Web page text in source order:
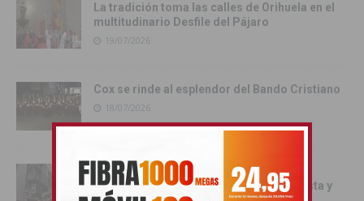
La tradición toma las calles de Orihuela en el
multitudinario Desfile del Pájaro
19/07/2026
Cox se rinde al esplendor del Bando Cristiano
18/07/2026
Orihuela inicia los actos oficiales de sus
Fiestas con el traslado de las Santas Justa y